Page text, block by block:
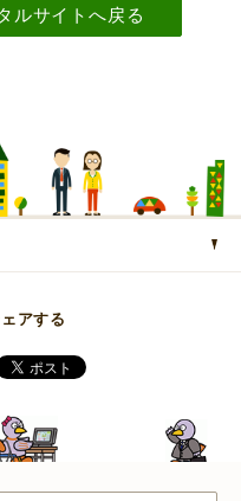
ルサイトへ戻る
アする